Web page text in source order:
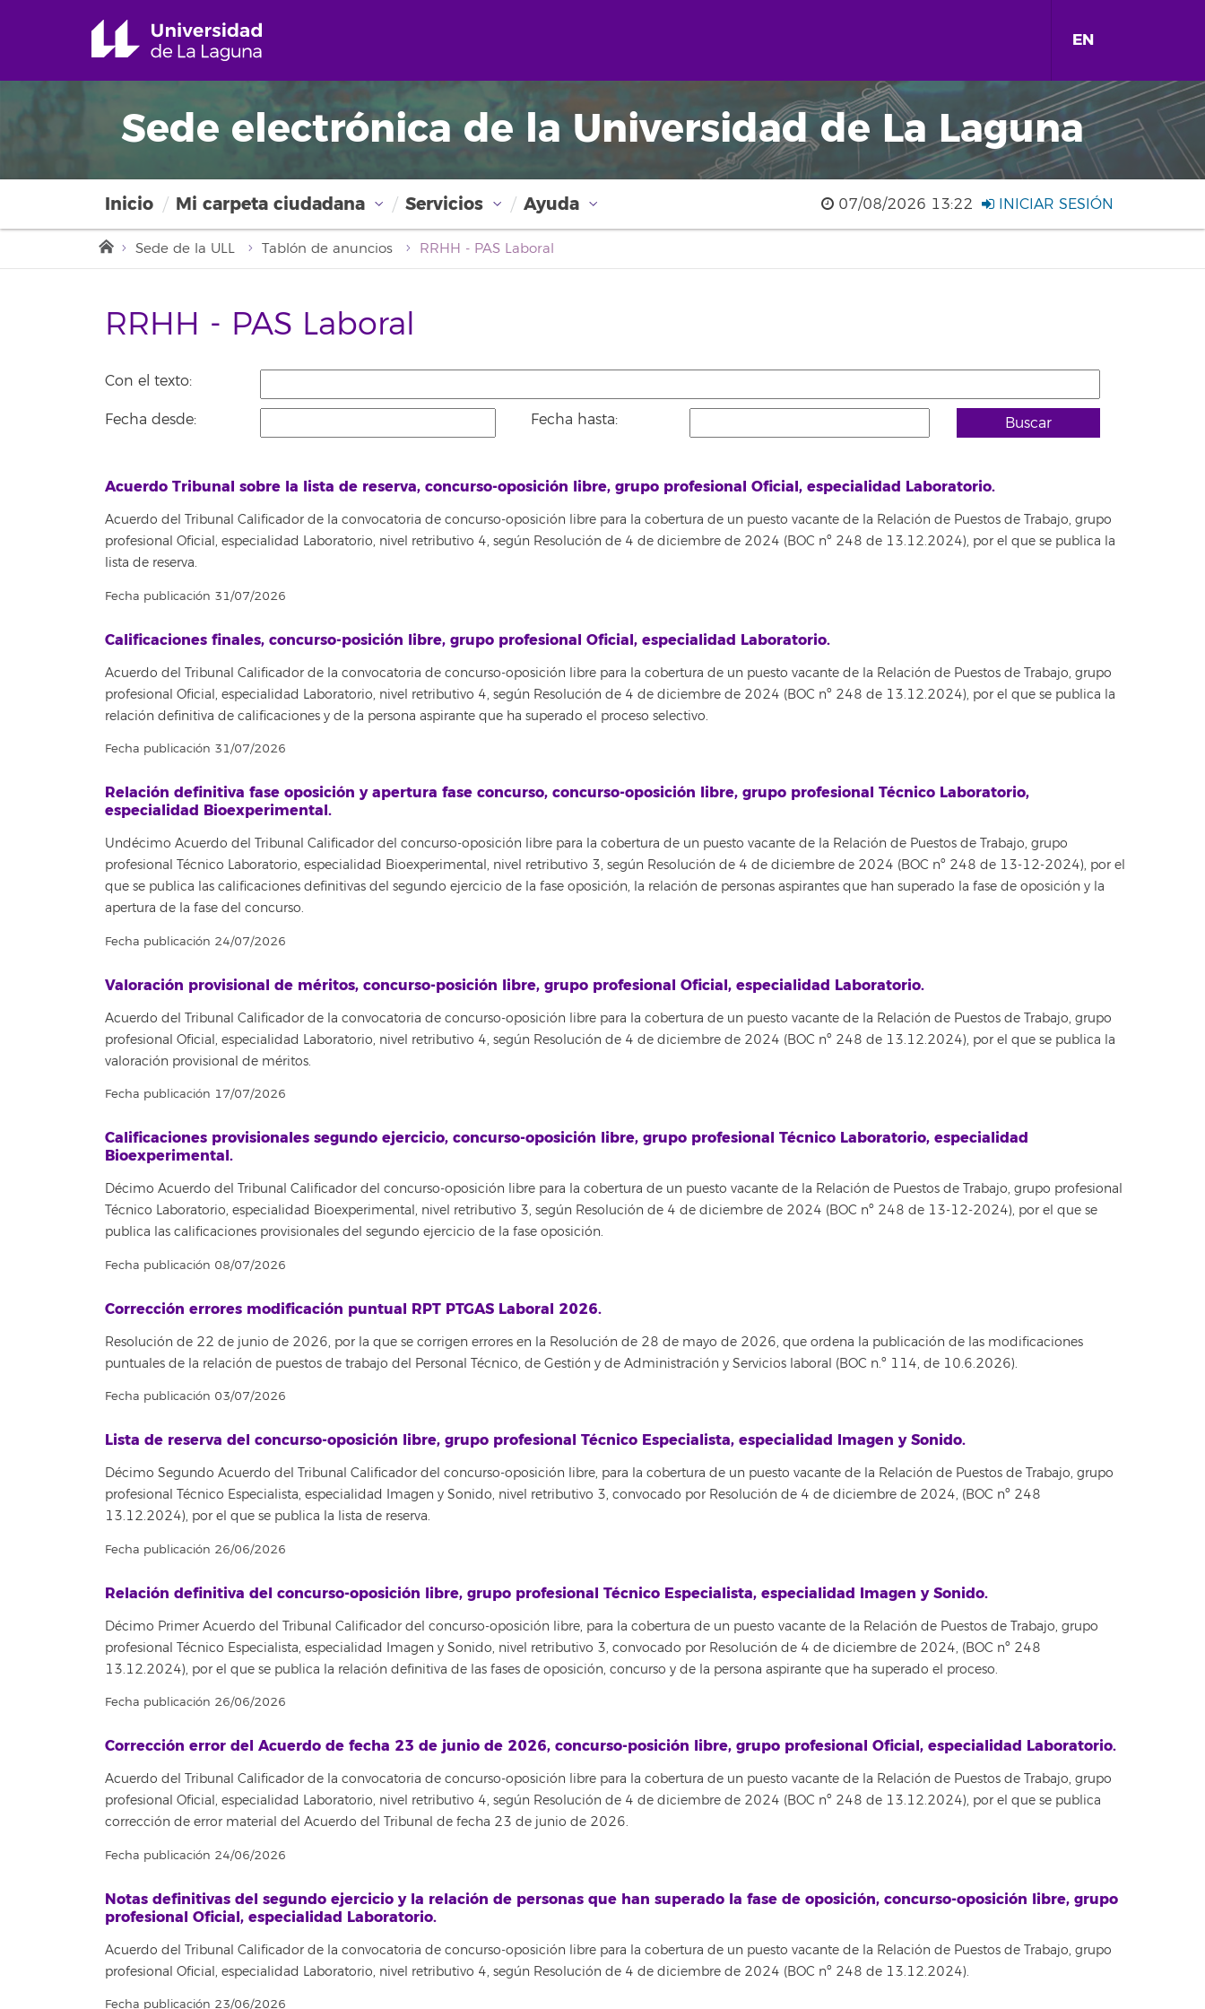
EN
Sede electrónica de la Universidad de La Laguna
Inicio Mi carpeta ciudadana Servicios Ayuda 07/08/2026 13:22 INICIAR SESIÓN
Sede de la ULL Tablón de anuncios RRHH - PAS Laboral
RRHH - PAS Laboral
Con el texto:
Fecha desde: Fecha hasta: Buscar
Acuerdo Tribunal sobre la lista de reserva, concurso-oposición libre, grupo profesional Oficial, especialidad Laboratorio.
Acuerdo del Tribunal Calificador de la convocatoria de concurso-oposición libre para la cobertura de un puesto vacante de la Relación de Puestos de Trabajo, grupo
profesional Oficial, especialidad Laboratorio, nivel retributivo 4, según Resolución de 4 de diciembre de 2024 (BOC nº 248 de 13.12.2024), por el que se publica la
lista de reserva.
Fecha publicación 31/07/2026
Calificaciones finales, concurso-posición libre, grupo profesional Oficial, especialidad Laboratorio.
Acuerdo del Tribunal Calificador de la convocatoria de concurso-oposición libre para la cobertura de un puesto vacante de la Relación de Puestos de Trabajo, grupo
profesional Oficial, especialidad Laboratorio, nivel retributivo 4, según Resolución de 4 de diciembre de 2024 (BOC nº 248 de 13.12.2024), por el que se publica la
relación definitiva de calificaciones y de la persona aspirante que ha superado el proceso selectivo.
Fecha publicación 31/07/2026
Relación definitiva fase oposición y apertura fase concurso, concurso-oposición libre, grupo profesional Técnico Laboratorio,
especialidad Bioexperimental.
Undécimo Acuerdo del Tribunal Calificador del concurso-oposición libre para la cobertura de un puesto vacante de la Relación de Puestos de Trabajo, grupo
profesional Técnico Laboratorio, especialidad Bioexperimental, nivel retributivo 3, según Resolución de 4 de diciembre de 2024 (BOC nº 248 de 13-12-2024), por el
que se publica las calificaciones definitivas del segundo ejercicio de la fase oposición, la relación de personas aspirantes que han superado la fase de oposición y la
apertura de la fase del concurso.
Fecha publicación 24/07/2026
Valoración provisional de méritos, concurso-posición libre, grupo profesional Oficial, especialidad Laboratorio.
Acuerdo del Tribunal Calificador de la convocatoria de concurso-oposición libre para la cobertura de un puesto vacante de la Relación de Puestos de Trabajo, grupo
profesional Oficial, especialidad Laboratorio, nivel retributivo 4, según Resolución de 4 de diciembre de 2024 (BOC nº 248 de 13.12.2024), por el que se publica la
valoración provisional de méritos.
Fecha publicación 17/07/2026
Calificaciones provisionales segundo ejercicio, concurso-oposición libre, grupo profesional Técnico Laboratorio, especialidad
Bioexperimental.
Décimo Acuerdo del Tribunal Calificador del concurso-oposición libre para la cobertura de un puesto vacante de la Relación de Puestos de Trabajo, grupo profesional
Técnico Laboratorio, especialidad Bioexperimental, nivel retributivo 3, según Resolución de 4 de diciembre de 2024 (BOC nº 248 de 13-12-2024), por el que se
publica las calificaciones provisionales del segundo ejercicio de la fase oposición.
Fecha publicación 08/07/2026
Corrección errores modificación puntual RPT PTGAS Laboral 2026.
Resolución de 22 de junio de 2026, por la que se corrigen errores en la Resolución de 28 de mayo de 2026, que ordena la publicación de las modificaciones
puntuales de la relación de puestos de trabajo del Personal Técnico, de Gestión y de Administración y Servicios laboral (BOC n.º 114, de 10.6.2026).
Fecha publicación 03/07/2026
Lista de reserva del concurso-oposición libre, grupo profesional Técnico Especialista, especialidad Imagen y Sonido.
Décimo Segundo Acuerdo del Tribunal Calificador del concurso-oposición libre, para la cobertura de un puesto vacante de la Relación de Puestos de Trabajo, grupo
profesional Técnico Especialista, especialidad Imagen y Sonido, nivel retributivo 3, convocado por Resolución de 4 de diciembre de 2024, (BOC nº 248
13.12.2024), por el que se publica la lista de reserva.
Fecha publicación 26/06/2026
Relación definitiva del concurso-oposición libre, grupo profesional Técnico Especialista, especialidad Imagen y Sonido.
Décimo Primer Acuerdo del Tribunal Calificador del concurso-oposición libre, para la cobertura de un puesto vacante de la Relación de Puestos de Trabajo, grupo
profesional Técnico Especialista, especialidad Imagen y Sonido, nivel retributivo 3, convocado por Resolución de 4 de diciembre de 2024, (BOC nº 248
13.12.2024), por el que se publica la relación definitiva de las fases de oposición, concurso y de la persona aspirante que ha superado el proceso.
Fecha publicación 26/06/2026
Corrección error del Acuerdo de fecha 23 de junio de 2026, concurso-posición libre, grupo profesional Oficial, especialidad Laboratorio.
Acuerdo del Tribunal Calificador de la convocatoria de concurso-oposición libre para la cobertura de un puesto vacante de la Relación de Puestos de Trabajo, grupo
profesional Oficial, especialidad Laboratorio, nivel retributivo 4, según Resolución de 4 de diciembre de 2024 (BOC nº 248 de 13.12.2024), por el que se publica
corrección de error material del Acuerdo del Tribunal de fecha 23 de junio de 2026.
Fecha publicación 24/06/2026
Notas definitivas del segundo ejercicio y la relación de personas que han superado la fase de oposición, concurso-oposición libre, grupo
profesional Oficial, especialidad Laboratorio.
Acuerdo del Tribunal Calificador de la convocatoria de concurso-oposición libre para la cobertura de un puesto vacante de la Relación de Puestos de Trabajo, grupo
profesional Oficial, especialidad Laboratorio, nivel retributivo 4, según Resolución de 4 de diciembre de 2024 (BOC nº 248 de 13.12.2024).
Fecha publicación 23/06/2026